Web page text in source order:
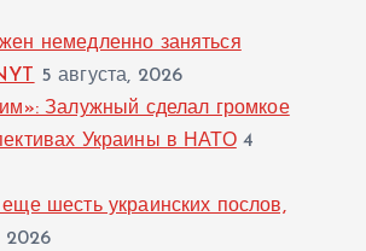
немедленно заняться
5 августа, 2026
Залужный сделал громкое
Украины в НАТО 4
шесть украинских послов,
2026